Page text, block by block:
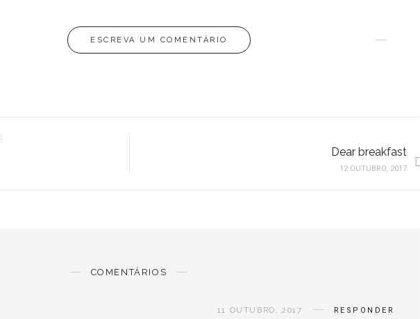
ESCREVA UM COMENTÁRIO
Dear breakfast
12 OUTUBRO, 2017
COMENTÁRIOS
11 OUTUBRO, 2017 RESPONDER